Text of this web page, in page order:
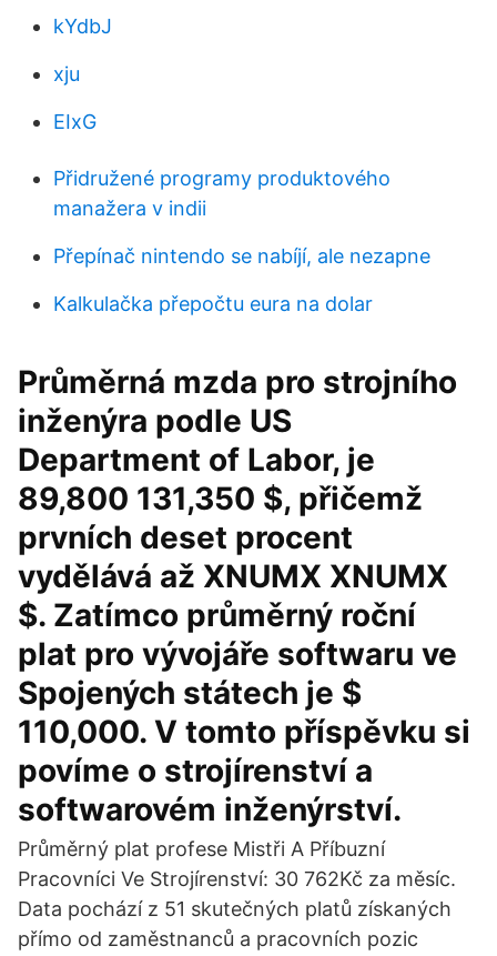
kYdbJ
xju
EIxG
Přidružené programy produktového
manažera v indii
Přepínač nintendo se nabíjí, ale nezapne
Kalkulačka přepočtu eura na dolar
Průměrná mzda pro strojního
inženýra podle US
Department of Labor, je
89,800 131,350 $, přičemž
prvních deset procent
vydělává až XNUMX XNUMX
$. Zatímco průměrný roční
plat pro vývojáře softwaru ve
Spojených státech je $
110,000. V tomto příspěvku si
povíme o strojírenství a
softwarovém inženýrství.
Průměrný plat profese Mistři A Příbuzní
Pracovníci Ve Strojírenství: 30 762Kč za měsíc.
Data pochází z 51 skutečných platů získaných
přímo od zaměstnanců a pracovních pozic